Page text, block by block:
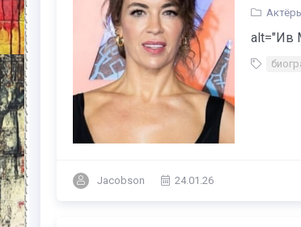
alt="Ив
Jacobson 24.01.26